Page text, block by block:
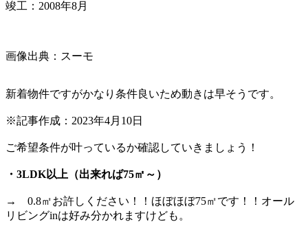
竣工：2008年8月
画像出典：スーモ
新着物件ですがかなり条件良いため動きは早そうです。
※記事作成：2023年4月10日
ご希望条件が叶っているか確認していきましょう！
・3LDK以上（出来れば75㎡～）
→ 0.8㎡お許しください！！ほぼほぼ75㎡です！！オール
リビングinは好み分かれますけども。